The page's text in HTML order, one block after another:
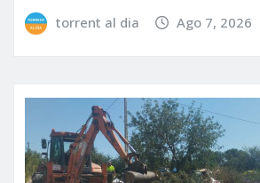
torrent al dia Ago 7, 2026